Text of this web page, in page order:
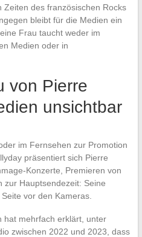
des französischen Rocks
bleibt für die Medien ein
Frau taucht weder im
Medien oder in
von Pierre
unsichtbar
im Fernsehen zur Promotion
präsentiert sich Pierre
Konzerte, Premieren von
zur Hauptsendezeit: Seine
vor den Kameras.
hat mehrfach erklärt, unter
zwischen 2022 und 2023, dass